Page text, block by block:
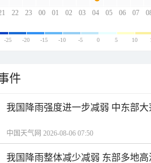
22 23 00 01 02 03 04 05 06 07
-25 -20 -15 -10 -5 0 5 10
件
我国降雨强度进一步减弱 中东部
中国天气网 2026-08-06 07:50
我国降雨整体减少减弱 东部多地